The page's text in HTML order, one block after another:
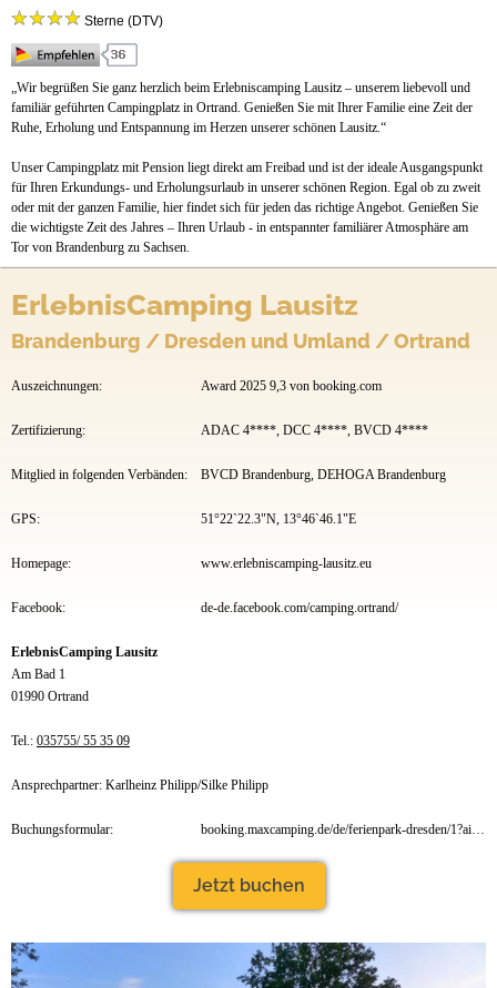
Stellplätze
Mietobjekte
Preise & Prospekte
Anfahrt
Sterne (DTV)
„Wir begrüßen Sie ganz herzlich beim Erlebniscamping Lausitz – unserem liebevoll und
familiär geführten Campingplatz in Ortrand. Genießen Sie mit Ihrer Familie eine Zeit der
Ruhe, Erholung und Entspannung im Herzen unserer schönen Lausitz.“
Unser Campingplatz mit Pension liegt direkt am Freibad und ist der ideale Ausgangspunkt
für Ihren Erkundungs- und Erholungsurlaub in unserer schönen Region. Egal ob zu zweit
oder mit der ganzen Familie, hier findet sich für jeden das richtige Angebot. Genießen Sie
die wichtigste Zeit des Jahres – Ihren Urlaub - in entspannter familiärer Atmosphäre am
Tor von Brandenburg zu Sachsen.
ErlebnisCamping Lausitz
Brandenburg / Dresden und Umland / Ortrand
Auszeichnungen: Award 2025 9,3 von booking.com
Zertifizierung: ADAC 4****, DCC 4****, BVCD 4****
Mitglied in folgenden Verbänden: BVCD Brandenburg, DEHOGA Brandenburg
GPS: 51°22`22.3"N, 13°46`46.1"E
Homepage: www.erlebniscamping-lausitz.eu
Facebook: de-de.facebook.com/camping.ortrand/
ErlebnisCamping Lausitz
Am Bad 1
01990 Ortrand
Tel.: 035755/ 55 35 09
Ansprechpartner: Karlheinz Philipp/Silke Philipp
Buchungsformular: booking.maxcamping.de/de/ferienpark-dresden/1?aid=7f1bc0d5-46d3-42f1-a7c0-2db150d1d8fe
Jetzt buchen